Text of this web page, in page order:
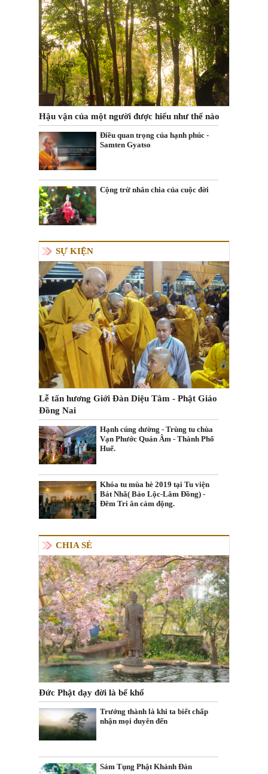
Hậu vận của một người được hiểu như thế nào
Điều quan trọng của hạnh phúc -
Samten Gyatso
Cộng trừ nhân chia của cuộc đời
SỰ KIỆN
Lễ tấn hương Giới Đàn Diệu Tâm - Phật Giáo
Đồng Nai
Hạnh cúng dường - Trùng tu chùa
Vạn Phước Quán Âm - Thành Phố
Huế.
Khóa tu mùa hè 2019 tại Tu viện
Bát Nhã( Bảo Lộc-Lâm Đồng) -
Đêm Tri ân cảm động.
CHIA SẺ
Đức Phật dạy đời là bể khổ
Trưởng thành là khi ta biết chấp
nhận mọi duyên đến
Sám Tụng Phật Khánh Đản